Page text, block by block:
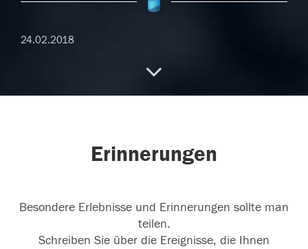
24.02.2018
Erinnerungen
Besondere Erlebnisse und Erinnerungen sollte man
teilen.
Schreiben Sie über die Ereignisse, die Ihnen